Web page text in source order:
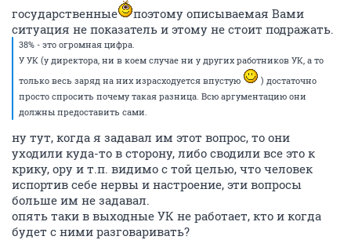
государственные
поэтому описываемая Вами
ситуация не показатель и этому не стоит подражать.
38% - это огромная цифра.
У УК (у директора, ни в коем случае ни у других работников УК, а то
только весь заряд на них израсходуется впустую
) достаточно
просто спросить почему такая разница. Всю аргументацию они
должны предоставить сами.
ну тут, когда я задавал им этот вопрос, то они
уходили куда-то в сторону, либо сводили все это к
крику, ору и т.п. видимо с той целью, что человек
испортив себе нервы и настроение, эти вопросы
больше им не задавал.
опять таки в выходные УК не работает, кто и когда
будет с ними разговаривать?